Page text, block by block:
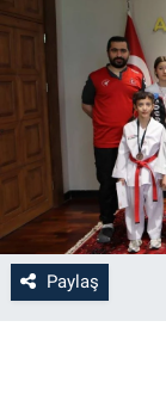
Paylaş